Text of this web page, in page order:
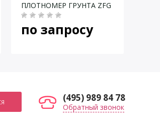
ПЛОТНОМЕР ГРУНТА ZFG
3000
по запросу
(495) 989 84 78
Обратный звонок